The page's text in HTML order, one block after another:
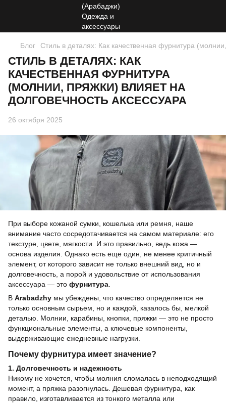
Блог Стиль в деталях: Как качественная фурнитура
СТИЛЬ В ДЕТАЛЯХ: КАК
КАЧЕСТВЕННАЯ ФУРНИТУРА
(МОЛНИИ, ПРЯЖКИ) ВЛИЯЕТ НА
ДОЛГОВЕЧНОСТЬ АКСЕССУАРА
26 октября 2025
При выборе кожаной сумки, кошелька или ремня, наше
внимание часто сосредотачивается на самом материале: его
текстуре, цвете, мягкости. И это правильно, ведь кожа —
основа изделия. Однако есть еще один, не менее критичный
элемент, от которого зависит не только внешний вид, но и
долговечность, а порой и удовольствие от использования
аксессуара — это фурнитура.
В Arabadzhy мы убеждены, что качество определяется не
только основным сырьем, но и каждой, казалось бы, мелкой
деталью. Молнии, карабины, кнопки, пряжки — это не просто
функциональные элементы, а ключевые компоненты,
выдерживающие ежедневные нагрузки.
Почему фурнитура имеет значение?
1. Долговечность и надежность
Никому не хочется, чтобы молния сломалась в неподходящий
момент, а пряжка разогнулась. Дешевая фурнитура, как
правило, изготавливается из тонкого металла или